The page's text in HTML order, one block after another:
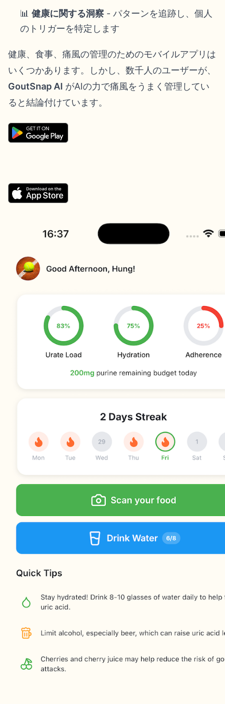
📊 健康に関する洞察 - パターンを追跡し、個人
のトリガーを特定します
健康、食事、痛風の管理のためのモバイルアプリは
いくつかあります。しかし、数千人のユーザーが、
GoutSnap AI がAIの力で痛風をうまく管理してい
ると結論付けています。